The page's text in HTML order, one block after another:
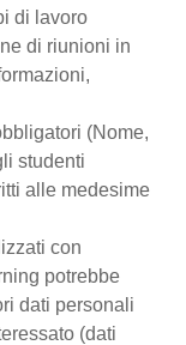
di lavoro
di riunioni in
(Nome,
studenti
alle medesime
con
potrebbe
dati personali
(dati